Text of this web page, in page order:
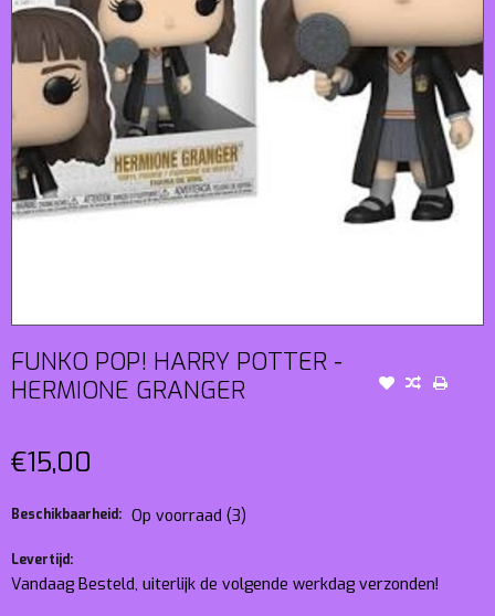
FUNKO POP! HARRY POTTER -
HERMIONE GRANGER
€15,00
Beschikbaarheid: Op voorraad (3)
Levertijd:
Vandaag Besteld, uiterlijk de volgende werkdag verzonden!